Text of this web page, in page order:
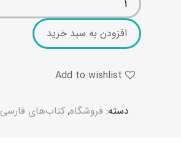
افزودن به سبد خرید
Add to wishlist
دسته: فروشگاه, کتاب‌های فارسی